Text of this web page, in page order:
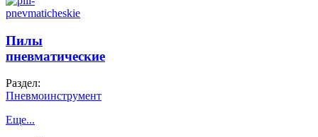
Пилы
пневматические
Раздел:
Пневмоинструмент
Еще...